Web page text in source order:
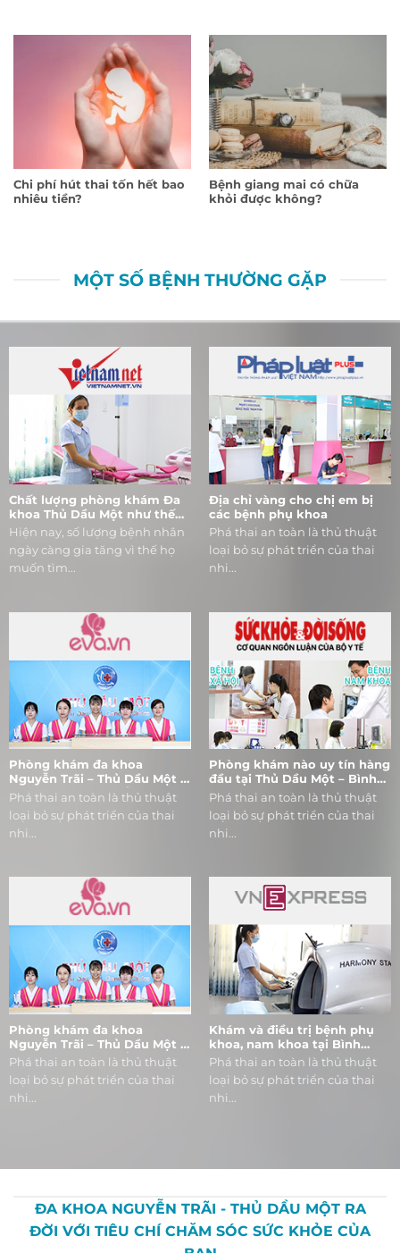
Chi phí hút thai tốn hết bao
nhiêu tiền?
Bệnh giang mai có chữa
khỏi được không?
MỘT SỐ BỆNH THƯỜNG GẶP
Chất lượng phòng khám Đa
khoa Thủ Dầu Một như thế
nào?
Hiện nay, số lượng bệnh nhân
ngày càng gia tăng vì thế họ
muốn tìm...
Địa chỉ vàng cho chị em bị
các bệnh phụ khoa
Phá thai an toàn là thủ thuật
loại bỏ sự phát triển của thai
nhi...
Phòng khám đa khoa
Nguyễn Trãi – Thủ Dầu Một –
khám chữa bệnh bằng chữ
“Tâm”
Phá thai an toàn là thủ thuật
loại bỏ sự phát triển của thai
nhi...
Phòng khám nào uy tín hàng
đầu tại Thủ Dầu Một – Bình
Dương
Phá thai an toàn là thủ thuật
loại bỏ sự phát triển của thai
nhi...
Phòng khám đa khoa
Nguyễn Trãi – Thủ Dầu Một –
khám chữa bệnh bằng chữ
“Tâm”
Phá thai an toàn là thủ thuật
loại bỏ sự phát triển của thai
nhi...
Khám và điều trị bệnh phụ
khoa, nam khoa tại Bình
Dương
Phá thai an toàn là thủ thuật
loại bỏ sự phát triển của thai
nhi...
ĐA KHOA NGUYỄN TRÃI - THỦ DẦU MỘT RA
ĐỜI VỚI TIÊU CHÍ CHĂM SÓC SỨC KHỎE CỦA